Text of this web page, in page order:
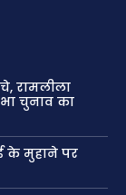
रामलीला
चुनाव का
के मुहाने पर